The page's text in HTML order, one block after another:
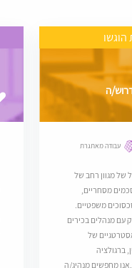
הוגשו
ה
עבודה מאתגרת
של מגוון רחב של
מסחריים,
משפטיים.
עם מנהלים בכירים
של
ברגולציה
מחפשים מנהיג/ה